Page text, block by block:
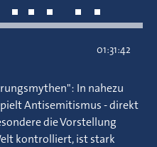
01:31:42
In nahezu
Antisemitismus - direkt
die Vorstellung
kontrolliert, ist stark